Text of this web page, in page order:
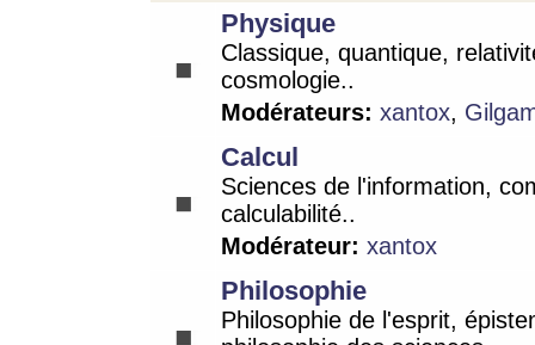
Physique
Classique, quantique,
cosmologie..
Modérateurs: xantox,
Calcul
Sciences de l'information,
calculabilité..
Modérateur: xantox
Philosophie
Philosophie de l'esprit,